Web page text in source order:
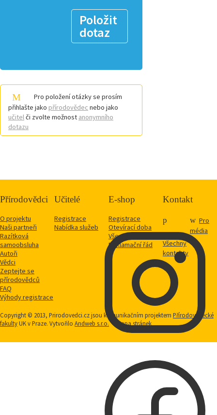
Položit
dotaz
Pro položení otázky se prosím
přihlašte jako přírodovědec nebo jako
učitelči zvolte možnost anonymního
dotazu
Přírodovědci
O projektu
Naši partneři
Razítková
samoobsluha
Autoři
Vědci
Zeptejte se
přírodovědců
FAQ
Výhody registrace
Učitelé
Registrace
Nabídka služeb
E-shop
Registrace
Otevírací doba
Vše o nákupu
Reklamační řád
Kontakt
Všechny
kontakty
Pro
média
Copyright © 2013, Prirodovedci.cz jsou komunikačním projektem Přírodovědecké
fakultyUK v Praze. Vytvořilo Andweb s.r.o. Mapa stránek